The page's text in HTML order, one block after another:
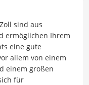
sind aus
ermöglichen Ihrem
eine gute
allem von einem
einem großen
für